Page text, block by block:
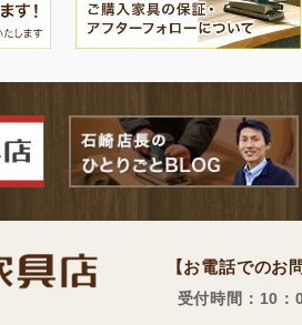
【お電話でのお
受付時間：10